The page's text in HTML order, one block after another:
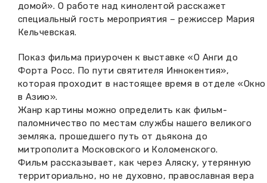
Научные издания
Прейскурант
Партнеры
Дирекция
Научно-фондовый отдел
Отчетность
Профессиональные мероприятия
домой». О работе над кинолентой расскажет
специальный гость мероприятия – режиссер Мария
Кельчевская.
Показ фильма приурочен к выставке «О Анги до
Форта Росс. По пути святителя Иннокентия»,
которая проходит в настоящее время в отделе «Окно
в Азию».
Жанр картины можно определить как фильм-
паломничество по местам службы нашего великого
земляка, прошедшего путь от дьякона до
митрополита Московского и Коломенского.
Фильм рассказывает, как через Аляску, утерянную
территориально, но не духовно, православная вера